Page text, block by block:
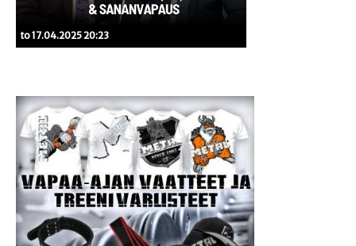
to 17.04.2025 20:23